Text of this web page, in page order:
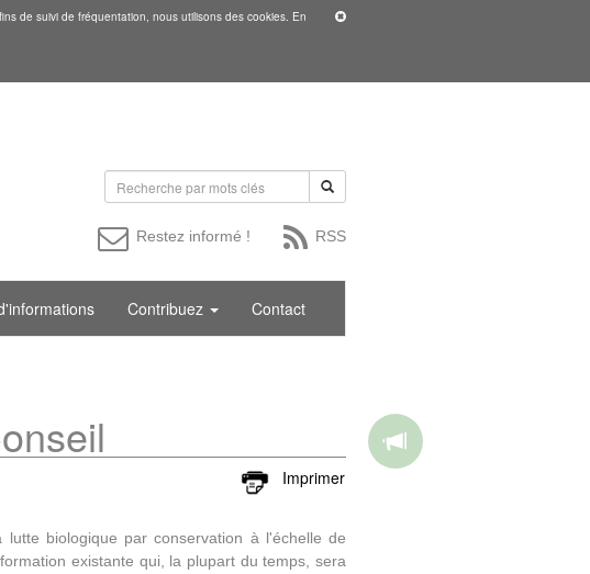
de suivi de fréquentation, nous utilisons des cookies. En
RSS
Restez informé !
Contribuez Contact
Imprimer
biologique par conservation à l'échelle de
existante qui, la plupart du temps, sera